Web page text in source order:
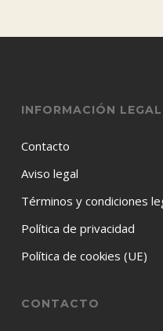
INFORMACIÓN LEGAL
Contacto
Aviso legal
Términos y condiciones
Política de privacidad
Política de cookies (UE)
CONTACTO